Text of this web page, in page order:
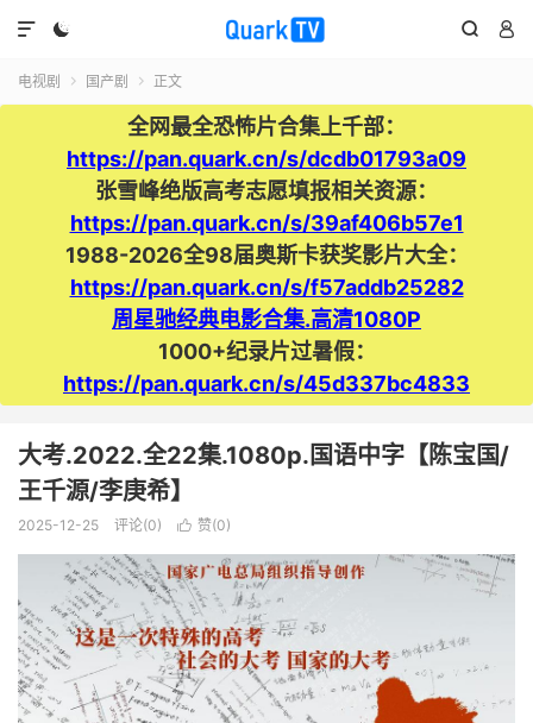
  

电视剧  国产剧  正文
全网最全恐怖片合集上千部：
https://pan.quark.cn/s/dcdb01793a09
张雪峰绝版高考志愿填报相关资源：
https://pan.quark.cn/s/39af406b57e1
1988-2026全98届奥斯卡获奖影片大全：
https://pan.quark.cn/s/f57addb25282
周星驰经典电影合集.高清1080P
1000+纪录片过暑假：
https://pan.quark.cn/s/45d337bc4833
大考.2022.全22集.1080p.国语中字【陈宝国/
王千源/李庚希】
2025-12-25 评论(0)  赞(0)